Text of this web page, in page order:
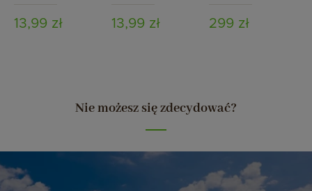
13,99 zł 13,99 zł podstawą
299 zł
Nie możesz się zdecydować?